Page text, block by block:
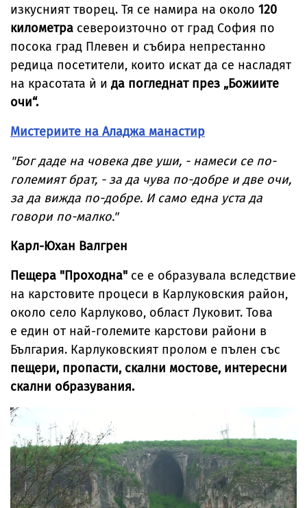
изкусният творец. Тя се намира на около 120
километра североизточно от град София по
посока град Плевен и събира непрестанно
редица посетители, които искат да се насладят
на красотата ѝ и да погледнат през „Божиите
очи“.
Мистериите на Аладжа манастир
"Бог даде на човека две уши, - намеси се по-
големият брат, - за да чува по-добре и две очи,
за да вижда по-добре. И само една уста да
говори по-малко."
Карл-Юхан Валгрен
Пещера "Проходна" се е образувала вследствие
на карстовите процеси в Карлуковския район,
около село Карлуково, област Луковит. Това
е един от най-големите карстови райони в
България. Карлуковският пролом е пълен със
пещери, пропасти, скални мостове, интересни
скални образувания.